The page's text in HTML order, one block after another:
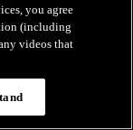
you agree
(including
videos that